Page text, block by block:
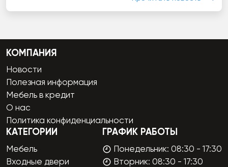
КОМПАНИЯ
Новости
Полезная информация
Мебель в кредит
О нас
Политика конфиденциальности
КАТЕГОРИИ
Мебель
Входные двери
ГРАФИК РАБОТЫ
Понедельник: 08:30 - 17:30
Вторник: 08:30 - 17:30